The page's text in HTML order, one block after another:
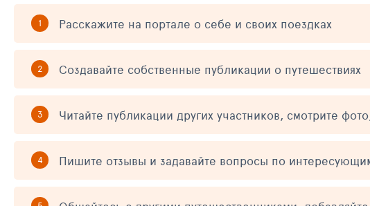
Расскажите на портале о себе и своих поездках
Создавайте собственные публикации о путешествиях
Читайте публикации других участников, смотрите
Пишите отзывы и задавайте вопросы по